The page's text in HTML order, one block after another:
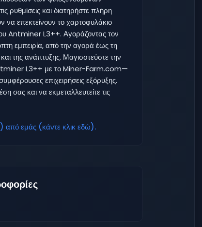
ρυθμίσεις και διατηρήστε πλήρη
να επεκτείνουν το χαρτοφυλάκιο
Antminer L3++. Αγοράζοντας τον
εμπειρία, από την αγορά έως τη
της ανάπτυξης. Μαγισστεύστε την
L3++ με το Miner-Farm.com—
επιχειρήσεις εξόρυξης.
σας και να εκμεταλλευτείτε τις
εμάς (κάντε κλικ εδώ).